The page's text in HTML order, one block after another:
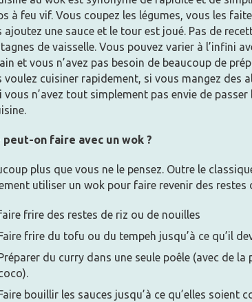
à feu vif. Vous coupez les légumes, vous les
ajoutez une sauce et le tour est joué. Pas de
de vaisselle. Vous pouvez varier à l’infini
et vous n’avez pas besoin de beaucoup de
voulez cuisiner rapidement, si vous mangez des
vous n’avez tout simplement pas envie de
peut-on faire avec un wok ?
plus que vous ne le pensez. Outre le
utiliser un wok pour faire revenir des restes
frire des restes de riz ou de nouilles
frire du tofu ou du tempeh jusqu’à ce qu’il
du curry dans une seule poêle (avec de
bouillir les sauces jusqu’à ce qu’elles soient